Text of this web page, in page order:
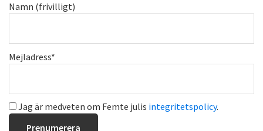
Namn (frivilligt)
Mejladress*
Jag är medveten om Femte julis integritetspolicy.